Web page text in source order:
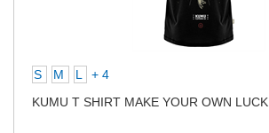
S M L
+ 4
KUMU T SHIRT MAKE YOUR OWN LUCK